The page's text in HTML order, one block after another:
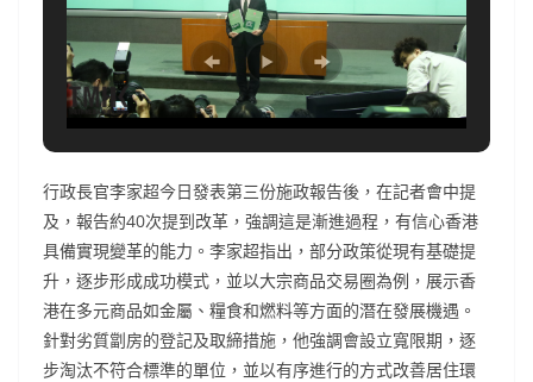
行政長官李家超今日發表第三份施政報告後，在記者會中提
及，報告約40次提到改革，強調這是漸進過程，有信心香港
具備實現變革的能力。李家超指出，部分政策從現有基礎提
升，逐步形成成功模式，並以大宗商品交易圈為例，展示香
港在多元商品如金屬、糧食和燃料等方面的潛在發展機遇。
針對劣質劏房的登記及取締措施，他強調會設立寬限期，逐
步淘汰不符合標準的單位，並以有序進行的方式改善居住環